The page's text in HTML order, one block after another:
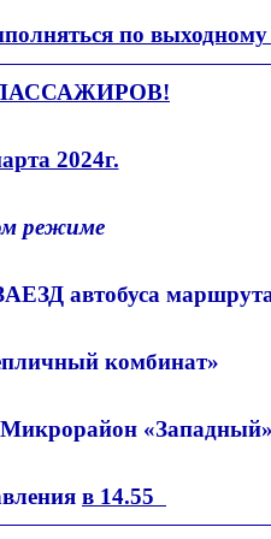
по
2024г.
режиме
автобуса
комбинат»
«Западный»
в 14.55